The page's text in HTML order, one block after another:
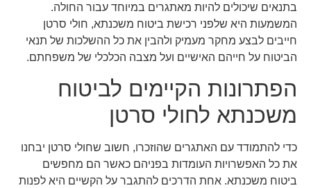
בתנאים שיכולים להיות מאתגרים במיוחד עבור החולה.
המשמעות היא שלפני רכישת ביטוח משכנתא, חולי סרטן
חייבים לבצע מחקר מעמיק ולהבין את כל ההשלכות של תנאי
הביטוח על חייהם האישיים ועל מצבה הכלכלי של משפחתם.
הפתרונות הקיימים לביטוח
משכנתא לחולי סרטן
כדי להתמודד עם האתגרים שהוזכרו, חשוב שחולי סרטן יבחנו
את כל האפשרויות העומדות בפניהם כאשר הם מחפשים
ביטוח משכנתא. אחת הדרכים להתגבר על הקשיים היא לפנות